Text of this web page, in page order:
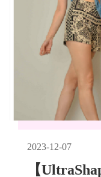
2023-12-07